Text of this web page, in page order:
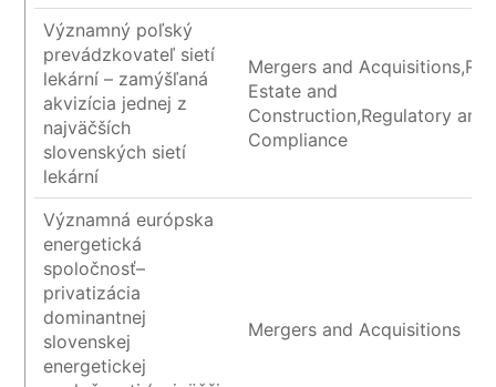
Významný poľský
prevádzkovateľ sietí
lekární – zamýšľaná
akvizícia jednej z
najväčších
slovenských sietí
lekární
Mergers and
Estate and
Construction,Regulatory and
Compliance
Významná európska
energetická
spoločnosť–
privatizácia
dominantnej
slovenskej
energetickej
Mergers and Acquisitions